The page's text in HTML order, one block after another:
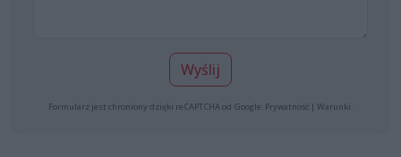
Wyślij
Formularz jest chroniony dzięki reCAPTCHA od Google: Prywatność | Warunki